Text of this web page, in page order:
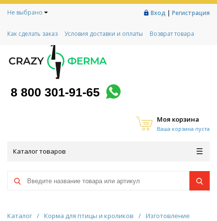
Не выбрано Вход | Регистрация
Как сделать заказ Условия доставки и оплаты
Возврат товара
Контакты
Социальный контракт
Любимая ферма
8 800 301-91-65
Моя корзина
Ваша корзина пуста
Каталог товаров
Каталог / Корма для птицы и кроликов / Изготовление